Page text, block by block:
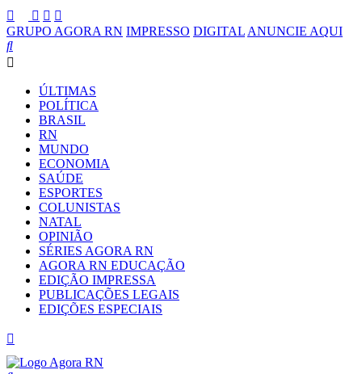
GRUPO AGORA RN IMPRESSO DIGITAL ANUNCIE AQUI
ÚLTIMAS
POLÍTICA
BRASIL
RN
MUNDO
ECONOMIA
SAÚDE
ESPORTES
COLUNISTAS
NATAL
OPINIÃO
SÉRIES AGORA RN
AGORA RN EDUCAÇÃO
EDIÇÃO IMPRESSA
PUBLICAÇÕES LEGAIS
EDIÇÕES ESPECIAIS